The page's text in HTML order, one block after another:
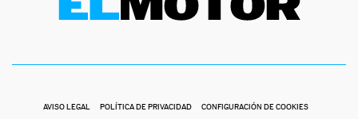
AVISO LEGAL POLÍTICA DE PRIVACIDAD CONFIGURACIÓN DE COOKIES